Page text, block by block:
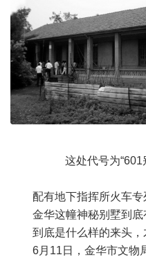
这处代号为
配有地下指挥所火车专
金华这幢神秘别墅到底
到底是什么样的来头，
6月11日，金华市文物